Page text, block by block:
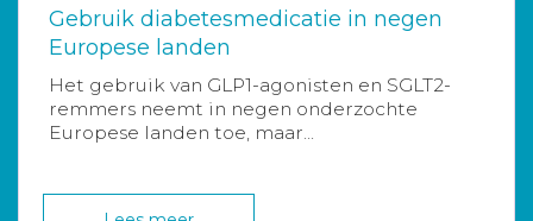
Gebruik diabetesmedicatie in negen
Europese landen
Het gebruik van GLP1-agonisten en SGLT2-
remmers neemt in negen onderzochte
Europese landen toe, maar...